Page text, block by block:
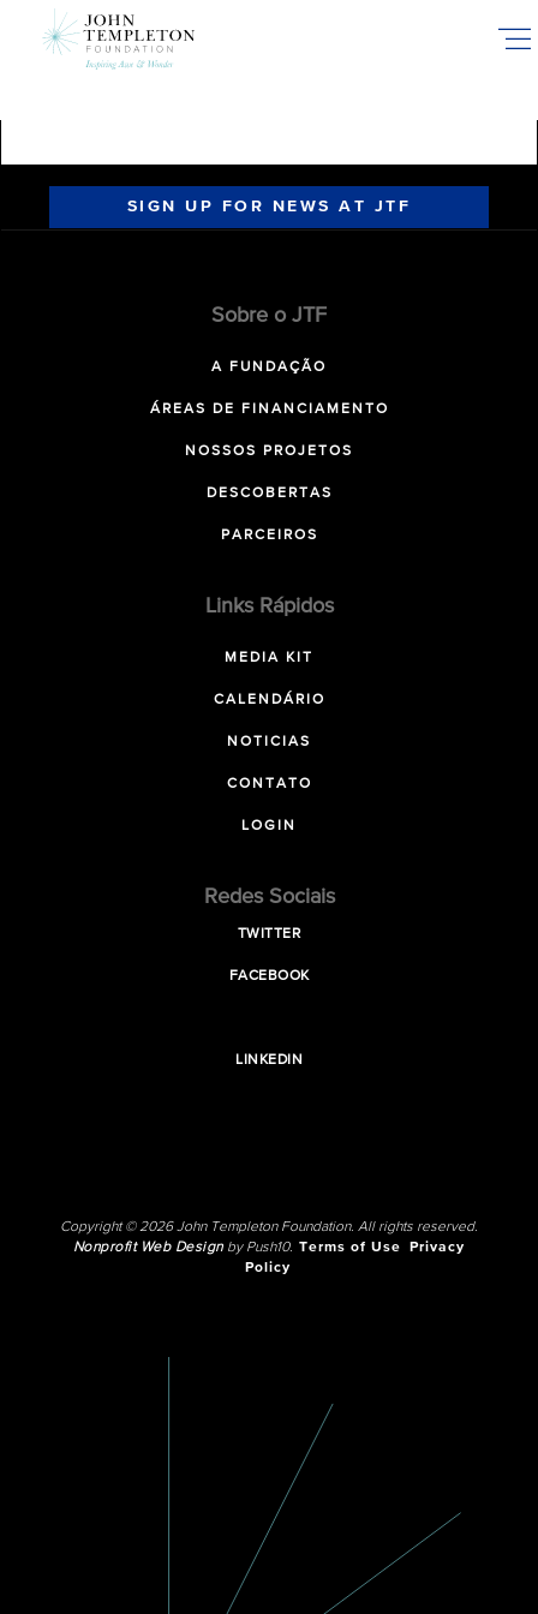
SIGN UP FOR NEWS AT JTF
Sobre o JTF
A FUNDAÇÃO
ÁREAS DE FINANCIAMENTO
NOSSOS PROJETOS
DESCOBERTAS
PARCEIROS
Links Rápidos
MEDIA KIT
CALENDÁRIO
NOTICIAS
CONTATO
LOGIN
Redes Sociais
TWITTER
FACEBOOK
LINKEDIN
Copyright © 2026 John Templeton Foundation. All rights reserved.
Nonprofit Web Designby Push10. Terms of Use
Privacy
Policy